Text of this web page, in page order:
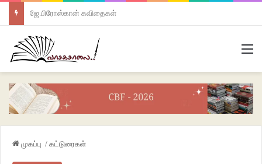
ஜே.பிரோஸ்கான் கவிதைகள்
முகப்பு / கட்டுரைகள்